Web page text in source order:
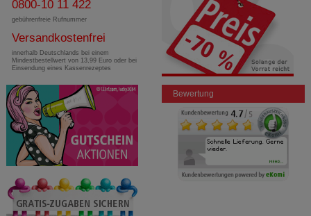
0800-10 11 422
gebührenfreie Rufnummer
Versandkostenfrei
innerhalb Deutschlands bei einem
Mindestbestellwert von 13,99 Euro oder bei
Einsendung eines Kassenrezeptes
Bewertung